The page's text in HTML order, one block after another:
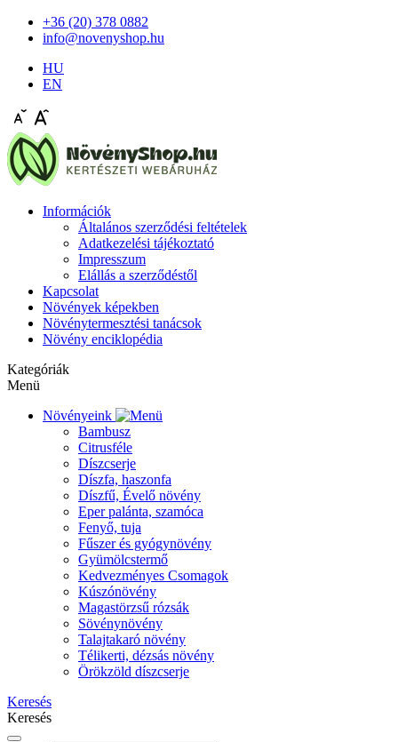
+36 (20) 378 0882
info@novenyshop.hu
HU
EN
Információk
Általános szerződési feltételek
Adatkezelési tájékoztató
Impresszum
Elállás a szerződéstől
Kapcsolat
Növények képekben
Növénytermesztési tanácsok
Növény enciklopédia
Kategóriák
Menü
Növényeink
Bambusz
Citrusféle
Díszcserje
Díszfa, haszonfa
Díszfű, Évelő növény
Eper palánta, szamóca
Fenyő, tuja
Fűszer és gyógynövény
Gyümölcstermő
Kedvezményes Csomagok
Kúszónövény
Magastörzsű rózsák
Sövénynövény
Talajtakaró növény
Télikerti, dézsás növény
Örökzöld díszcserje
Keresés
Keresés